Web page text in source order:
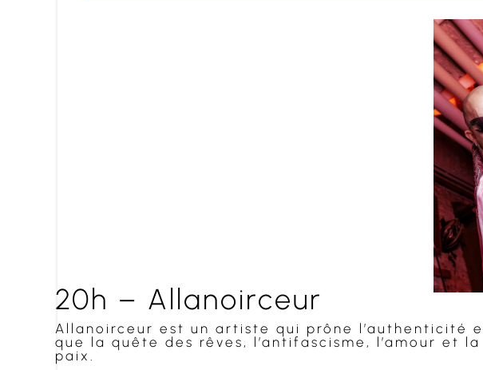
20h – Allanoirceur
Allanoirceur est un artiste qui prône l’authenticité
que la quête des rêves, l’antifascisme, l’amour et
paix.